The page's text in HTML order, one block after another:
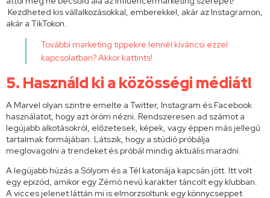
Kezdheted kis vállalkozásokkal, emberekkel, akár az Instagramon,
akár a TikTokon.
További marketing tippekre lennél kíváncsi ezzel
kapcsolatban? Akkor kattints!
5. Használd ki a közösségi médiát!
A Marvel olyan szintre emelte a Twitter, Instagram és Facebook
használatot, hogy azt öröm nézni. Rendszeresen ad számot a
legújabb alkotásokról, előzetesek, képek, vagy éppen más jellegű
tartalmak formájában. Látszik, hogy a stúdió próbálja
meglovagolni a trendeket és próbál mindig aktuális maradni.
A legújabb húzás a Sólyom és a Tél katonája kapcsán jött. Itt volt
egy epizód, amikor egy Zémó nevű karakter táncolt egy klubban.
A vicces jelenet láttán mi is elmorzsoltunk egy könnycseppet